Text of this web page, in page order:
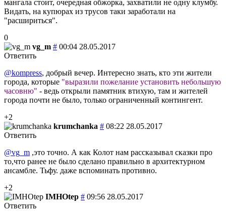
мангала стоит, очередная обжорка, захватили не одну клумбу.
Видать, на купюрах из трусов таки заработали на
"расшириться".
0
vg_m # 00:04 28.05.2017
Ответить
@kompress, добрый вечер. Интересно знать, кто эти жители
города, которые "выразили пожелание установить небольшую
часовню" - ведь открыли памятник втихую, там и жителей
города почти не было, только ограниченный контингент.
+2
krumchanka # 08:22 28.05.2017
Ответить
@vg_m ,это точно. А как Колот нам рассказывал сказки про
то,что ранее не было сделано правильно в архитектурном
ансамбле. Тьфу. даже вспоминать противно.
+2
IMHOtep # 09:56 28.05.2017
Ответить